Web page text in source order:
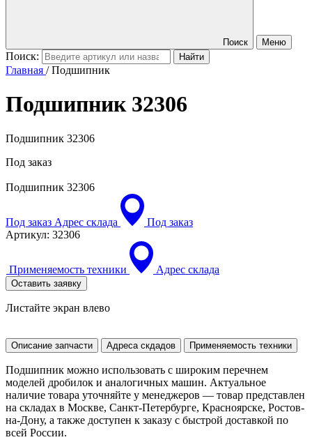
Поиск Меню
Поиск:
Главная /Подшипник
Подшипник 32306
Подшипник 32306
Под заказ
Подшипник 32306
Под заказ Адрес склада
Под заказ
Артикул: 32306
Применяемость техники Адрес склада
Оставить заявку
Листайте экран влево
Описание запчасти Адреса скдадов Применяемость техники
Подшипник можно использовать с широким перечнем
моделей дробилок и аналогичных машин. Актуальное
наличие товара уточняйте у менеджеров — товар представлен
на складах в Москве, Санкт-Петербурге, Красноярске, Ростов-
на-Дону, а также доступен к заказу с быстрой доставкой по
всей России.